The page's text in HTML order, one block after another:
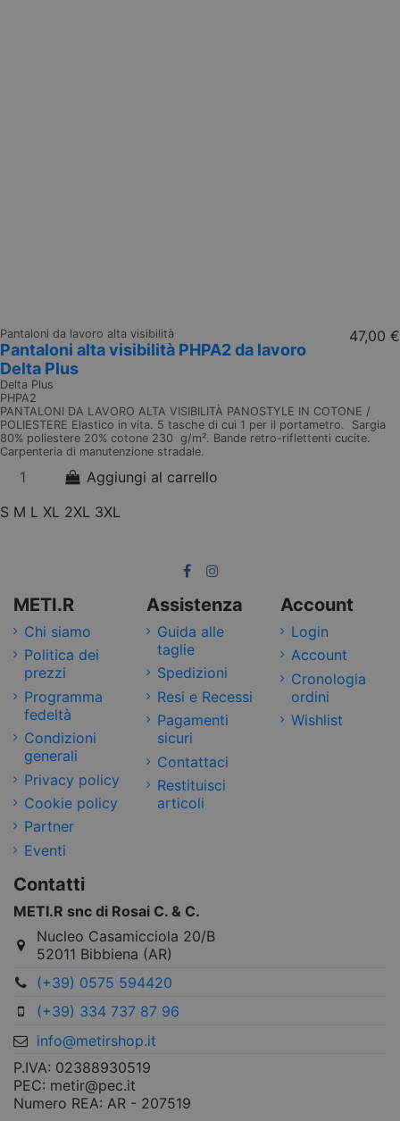
Pantaloni da lavoro alta visibilità
Pantaloni alta visibilità PHPA2 da lavoro
Delta Plus
Delta Plus
PHPA2
47,00 €
PANTALONI DA LAVORO ALTA VISIBILITÀ PANOSTYLE IN COTONE /
POLIESTERE Elastico in vita. 5 tasche di cui 1 per il portametro. Sargia
80% poliestere 20% cotone 230 g/m². Bande retro-riflettenti cucite.
Carpenteria di manutenzione stradale.
Aggiungi al carrello
S M L XL 2XL 3XL
METI.R
Chi siamo
Politica dei
prezzi
Programma
fedeltà
Condizioni
generali
Privacy policy
Cookie policy
Partner
Eventi
Assistenza
Guida alle
taglie
Spedizioni
Resi e Recessi
Pagamenti
sicuri
Contattaci
Restituisci
articoli
Account
Login
Account
Cronologia
ordini
Wishlist
Contatti
METI.R snc di Rosai C. & C.
Nucleo Casamicciola 20/B
52011 Bibbiena (AR)
(+39) 0575 594420
(+39) 334 737 87 96
info@metirshop.it
P.IVA: 02388930519
PEC: metir@pec.it
Numero REA: AR - 207519